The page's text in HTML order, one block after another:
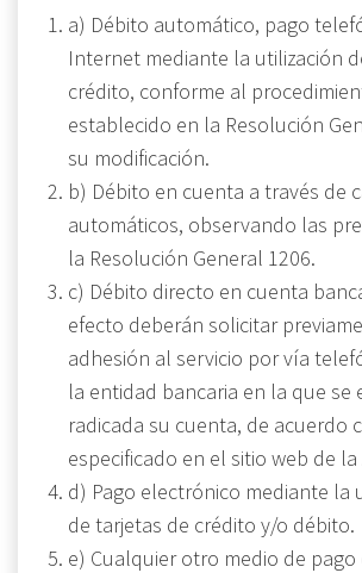
a) Débito automático, pago
Internet mediante la utilización
crédito, conforme al
establecido en la Resolución
su modificación.
b) Débito en cuenta a través de
automáticos, observando las
la Resolución General 1206.
c) Débito directo en cuenta
efecto deberán solicitar
adhesión al servicio por vía
la entidad bancaria en la que se
radicada su cuenta, de acuerdo
especificado en el sitio web de la
d) Pago electrónico mediante la
de tarjetas de crédito y/o débito.
e) Cualquier otro medio de